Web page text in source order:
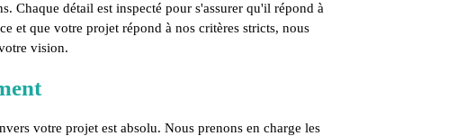
Chaque détail est inspecté pour s'assurer qu'il répond à
et que votre projet répond à nos critères stricts, nous
vision.
votre projet est absolu. Nous prenons en charge les